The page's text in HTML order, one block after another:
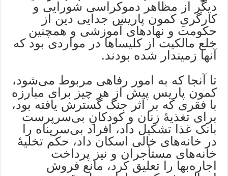
دیگر از مظاهر دموکراسی شورایی و
کارگریِ کمون پاریس جدایی دین از
حکومت و نهادهای آموزشی و همچنین
خلع مالکیت از کلیساها در مواردی بود که
آنها زمیندار شده بودند.
تا آنجا که به امور رفاهی مربوط می‌شود،
کمون پاریس پیش از هر چیز برای مبارزه
با فقری که بر اثر جنگ گسترش یافته بود،
برای تغذیۀ زنان و کودکانِ بی‌سرپرست
بانک غذا تشکیل داد، افراد بی‌سرپناه را
در خانه‌های خالی اسکان داد، حکم تخلیۀ
خانه‌های مستأجران و نیز پرداخت
اجاره‌بها را تعلیق کرد، مانع فروش